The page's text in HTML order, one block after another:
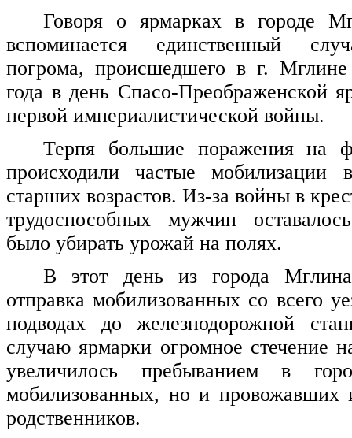
Говоря о ярмарках в городе
вспоминается единственный
погрома, происшедшего в г. Мглине
года в день Спасо-Преображенской
первой империалистической войны.
Терпя большие поражения на
происходили частые мобилизации
старших возрастов. Из-за войны в
трудоспособных мужчин
было убирать урожай на полях.
В этот день из города Мглина
отправка мобилизованных со всего
подводах до железнодорожной
случаю ярмарки огромное стечение
увеличилось пребыванием в
мобилизованных, но и провожавших
родственников.